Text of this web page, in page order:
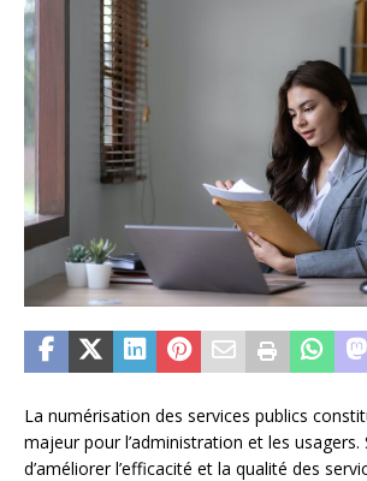
La numérisation des services publics
majeur pour l’administration et les usagers.
d’améliorer l’efficacité et la qualité des